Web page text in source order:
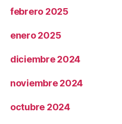
febrero 2025
enero 2025
diciembre 2024
noviembre 2024
octubre 2024